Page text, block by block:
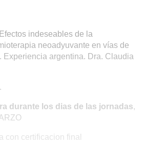
indeseables de la
neoadyuvante en vías de
Experiencia argentina. Dra. Claudia
durante los dias de las jornadas,
con certificacion final